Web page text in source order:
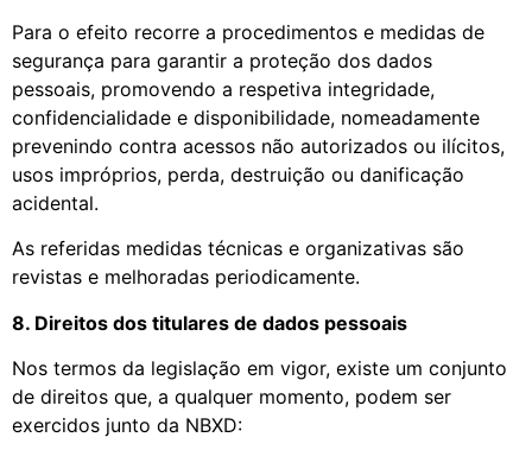
Para o efeito recorre a procedimentos e medidas de
segurança para garantir a proteção dos dados
pessoais, promovendo a respetiva integridade,
confidencialidade e disponibilidade, nomeadamente
prevenindo contra acessos não autorizados ou ilícitos,
usos impróprios, perda, destruição ou danificação
acidental.
As referidas medidas técnicas e organizativas são
revistas e melhoradas periodicamente.
8. Direitos dos titulares de dados pessoais
Nos termos da legislação em vigor, existe um conjunto
de direitos que, a qualquer momento, podem ser
exercidos junto da NBXD: